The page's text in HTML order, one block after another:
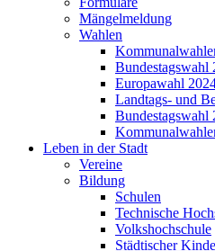
Mängelmeldung
Wahlen
Bundestagswahl
Europawahl
Landtags- und
Bundestagswahl
Leben in der Stadt
Vereine
Bildung
Schulen
Technische
Volkshochschule
Städtischer